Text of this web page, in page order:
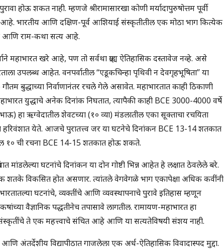
होऊ शकत नाही. म्हणजे श्रीरामासारखा कोणी मर्यादापुरुषोत्तम पूर्वी
भारतीय आणि दक्षिण-पूर्व आशियाई संस्कृतीतील एक मोठा भाग कित्येक
आणि राम-कथा सत्य आहे.
महाभारत खरे आहे, पण तो सर्वथा ग्राह्य ऐतिहासिक दस्तावेज नव्हे. असे
उपलब्ध आहेत. वनपर्वातील “एडूकचिन्हा पृथिवी न देवगृहभूषिता” या
बुद्धाच्या निर्वाणानंतर रचले गेले असावेत. महाभारतात काही ठिकाणी
युद्धाचे अनेक दिनांक निघतात, त्यापैकी काही BCE 3000-4000 वर्षे
हा ऋग्वेदातील शेवटच्या (१० व्या) मंडलातील एका सूक्ताचा रचयिता
हरिवंशात येते. आजचे पुरातत्त्व जर या घटनेचे दिनांकन BCE 13-14 शतकात
ची रचना BCE 14-15 शतकात होऊ शकते.
मांडलेल्या घटनांचे दिनांकन या दोन गोष्टी भिन्न आहेत हे लक्षात ठेवलेले बरे.
शतके विकसित होत असणार. त्यांतले वेगवेगळे भाग एकापेक्षा अधिक कवींनी
घटनांचे, व्यक्तींचे आणि व्यवस्थापनाचे पुरावे इतिहास म्हणून
वैज्ञानिक पद्धतीनेच तपासावे लागतील. रामायण-महाभारत हा
संस्कृतींचे ते एक महत्त्वाचे संचित आहे आणि या सत्यतेविषयी संशय नाही.
अंतर्देशीय विद्यापीठात गाजलेला एक अर्ध-ऐतिहासिक विवादास्पद मुद्दा.